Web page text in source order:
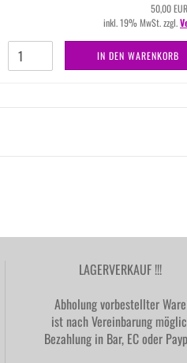
50,00
inkl. 19% MwSt. zzgl.
IN DEN WARENKORB
LAGERVERKAUF !!!
Abholung vorbestellter Ware
ist nach Vereinbarung
Bezahlung in Bar, EC oder